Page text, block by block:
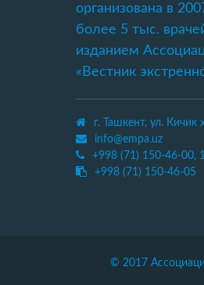
организована в
более 5 тыс.
изданием
«Вестник
г. Ташкент, ул. Кичик
info@empa.uz
+998 (71) 150-46-00,
+998 (71) 150-46-05
© 2017